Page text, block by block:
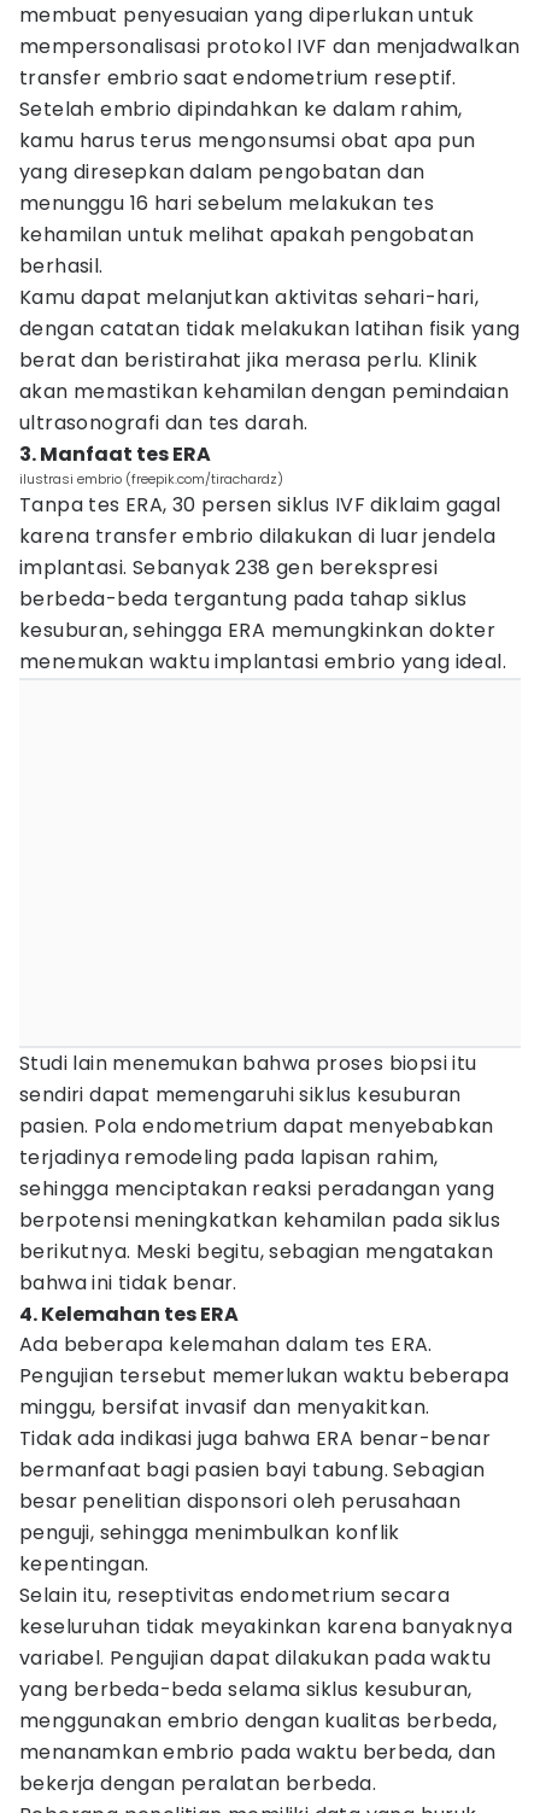
membuat penyesuaian yang diperlukan untuk
mempersonalisasi protokol IVF dan menjadwalkan
transfer embrio saat endometrium reseptif.
Setelah embrio dipindahkan ke dalam rahim,
kamu harus terus mengonsumsi obat apa pun
yang diresepkan dalam pengobatan dan
menunggu 16 hari sebelum melakukan tes
kehamilan untuk melihat apakah pengobatan
berhasil.
Kamu dapat melanjutkan aktivitas sehari-hari,
dengan catatan tidak melakukan latihan fisik yang
berat dan beristirahat jika merasa perlu. Klinik
akan memastikan kehamilan dengan pemindaian
ultrasonografi dan tes darah.
3. Manfaat tes ERA
ilustrasi embrio (freepik.com/tirachardz)
Tanpa tes ERA, 30 persen siklus IVF diklaim gagal
karena transfer embrio dilakukan di luar jendela
implantasi. Sebanyak 238 gen berekspresi
berbeda-beda tergantung pada tahap siklus
kesuburan, sehingga ERA memungkinkan dokter
menemukan waktu implantasi embrio yang ideal.
Studi lain menemukan bahwa proses biopsi itu
sendiri dapat memengaruhi siklus kesuburan
pasien. Pola endometrium dapat menyebabkan
terjadinya remodeling pada lapisan rahim,
sehingga menciptakan reaksi peradangan yang
berpotensi meningkatkan kehamilan pada siklus
berikutnya. Meski begitu, sebagian mengatakan
bahwa ini tidak benar.
4. Kelemahan tes ERA
Ada beberapa kelemahan dalam tes ERA.
Pengujian tersebut memerlukan waktu beberapa
minggu, bersifat invasif dan menyakitkan.
Tidak ada indikasi juga bahwa ERA benar-benar
bermanfaat bagi pasien bayi tabung. Sebagian
besar penelitian disponsori oleh perusahaan
penguji, sehingga menimbulkan konflik
kepentingan.
Selain itu, reseptivitas endometrium secara
keseluruhan tidak meyakinkan karena banyaknya
variabel. Pengujian dapat dilakukan pada waktu
yang berbeda-beda selama siklus kesuburan,
menggunakan embrio dengan kualitas berbeda,
menanamkan embrio pada waktu berbeda, dan
bekerja dengan peralatan berbeda.